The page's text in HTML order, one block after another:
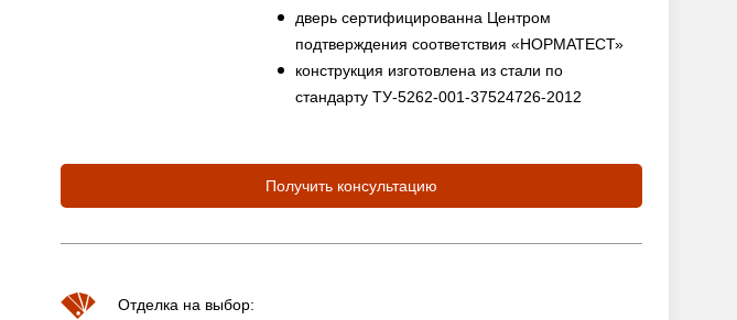
дверь сертифицированна Центром
подтверждения соответствия «НОРМАТЕСТ»
конструкция изготовлена из стали по
стандарту ТУ-5262-001-37524726-2012
Получить консультацию
Отделка на выбор: